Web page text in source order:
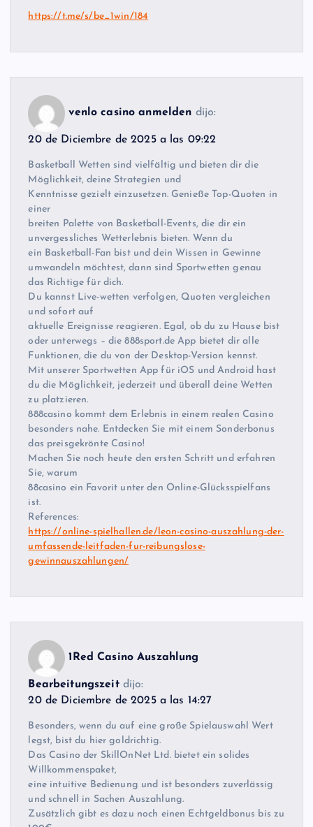
https://t.me/s/be_1win/184
venlo casino anmelden dijo:
20 de Diciembre de 2025 a las 09:22
Basketball Wetten sind vielfältig und bieten dir die
Möglichkeit, deine Strategien und
Kenntnisse gezielt einzusetzen. Genieße Top-Quoten in
einer
breiten Palette von Basketball-Events, die dir ein
unvergessliches Wetterlebnis bieten. Wenn du
ein Basketball-Fan bist und dein Wissen in Gewinne
umwandeln möchtest, dann sind Sportwetten genau
das Richtige für dich.
Du kannst Live-wetten verfolgen, Quoten vergleichen
und sofort auf
aktuelle Ereignisse reagieren. Egal, ob du zu Hause bist
oder unterwegs – die 888sport.de App bietet dir alle
Funktionen, die du von der Desktop-Version kennst.
Mit unserer Sportwetten App für iOS und Android hast
du die Möglichkeit, jederzeit und überall deine Wetten
zu platzieren.
888casino kommt dem Erlebnis in einem realen Casino
besonders nahe. Entdecken Sie mit einem Sonderbonus
das preisgekrönte Casino!
Machen Sie noch heute den ersten Schritt und erfahren
Sie, warum
88casino ein Favorit unter den Online-Glücksspielfans
ist.
References:
https://online-spielhallen.de/leon-casino-auszahlung-der-
umfassende-leitfaden-fur-reibungslose-
gewinnauszahlungen/
1Red Casino Auszahlung
Bearbeitungszeit dijo:
20 de Diciembre de 2025 a las 14:27
Besonders, wenn du auf eine große Spielauswahl Wert
legst, bist du hier goldrichtig.
Das Casino der SkillOnNet Ltd. bietet ein solides
Willkommenspaket,
eine intuitive Bedienung und ist besonders zuverlässig
und schnell in Sachen Auszahlung.
Zusätzlich gibt es dazu noch einen Echtgeldbonus bis zu